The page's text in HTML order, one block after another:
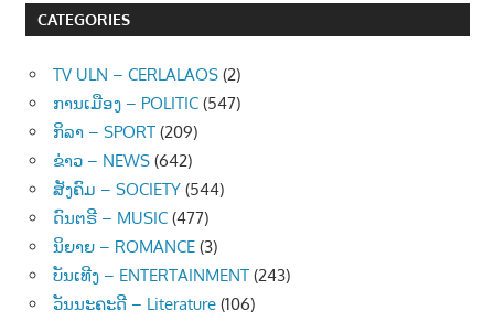
CATEGORIES
TV ULN – CERLALAOS (2)
ການເມືອງ – POLITIC (547)
ກິລາ – SPORT (209)
ຂ່າວ – NEWS (642)
ສັງຄົມ – SOCIETY (544)
ດົນຕຣີ – MUSIC (477)
ນິຍາຍ – ROMANCE (3)
ບັນເທີງ – ENTERTAINMENT (243)
ວັນນະຄະດີ – Literature (106)